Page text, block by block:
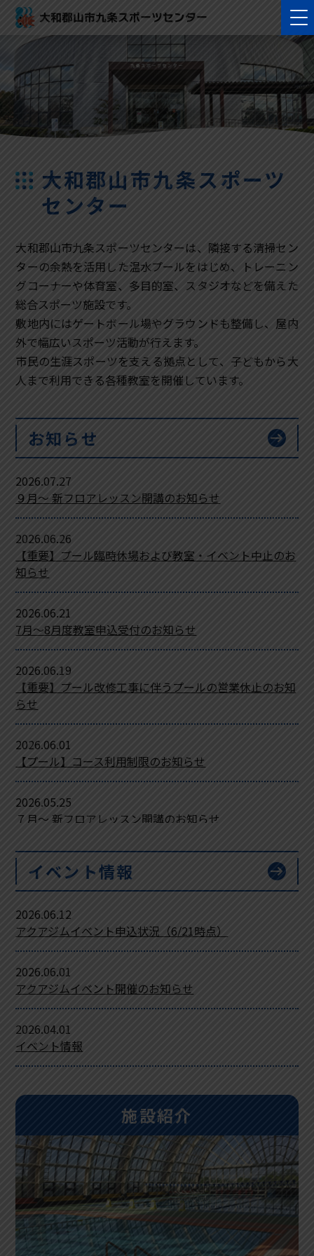
大和郡山市九条スポーツセンター
大和郡山市九条スポーツ
センター
大和郡山市九条スポーツセンターは、隣接する清掃セン
ターの余熱を活用した温水プールをはじめ、トレーニン
グコーナーや体育室、多目的室、スタジオなどを備えた
総合スポーツ施設です。
敷地内にはゲートボール場やグラウンドも整備し、屋内
外で幅広いスポーツ活動が行えます。
市民の生涯スポーツを支える拠点として、子どもから大
人まで利用できる各種教室を開催しています。
お知らせ arrow_right_alt
2026.07.27
９月～ 新フロアレッスン開講のお知らせ
2026.06.26
【重要】プール臨時休場および教室・イベント中止のお
知らせ
2026.06.21
7月～8月度教室申込受付のお知らせ
2026.06.19
【重要】プール改修工事に伴うプールの営業休止のお知
らせ
2026.06.01
【プール】コース利用制限のお知らせ
2026.05.25
７月～ 新フロアレッスン開講のお知らせ
2026.05.16
パーソナルレッスンのご案内
2026.04.08
改修工事に伴うプールの営業休止のお知らせ
2026.04.01
指定管理者変更に伴う臨時休館のお知らせ
2026.04.01
公園内工事期間の延長のお知らせ（終了予定：令和8年4
月30日）
イベント情報 arrow_right_alt
2026.06.12
アクアジムイベント申込状況（6/21時点）
2026.06.01
アクアジムイベント開催のお知らせ
2026.04.01
イベント情報
施設紹介